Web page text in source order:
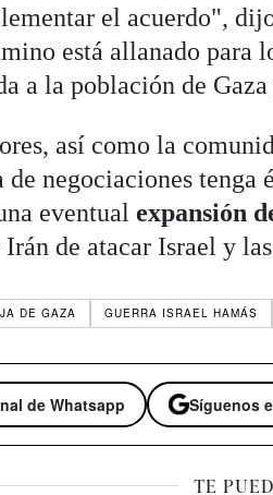
el acuerdo",
está allanado para
a la población de
así como la
de negociaciones tenga
eventual expansión
Irán de atacar Israel y
DE GAZA GUERRA ISRAEL HAMÁS
de Whatsapp Síguenos
TE